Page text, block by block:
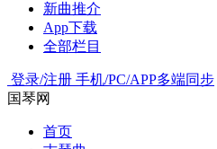
新曲推介
App下载
全部栏目
登录/注册 手机/PC/APP多端同步
国琴网
首页